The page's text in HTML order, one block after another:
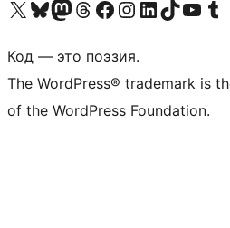
Посетите нас в X (ранее Twitter)
Посетите нашу учётную запись в Bluesky
Посетите нашу ленту в Mastodon
Посетите нашу учётную запись в Threads
Посетите нашу страницу на Facebook
Посетите наш Instagram
Посетите нашу страницу в LinkedIn
Посетите нашу учётную запись в TikTok
Посетите наш
Посетите
Код — это поэзия.
The WordPress® trademark is
of the WordPress Foundation.